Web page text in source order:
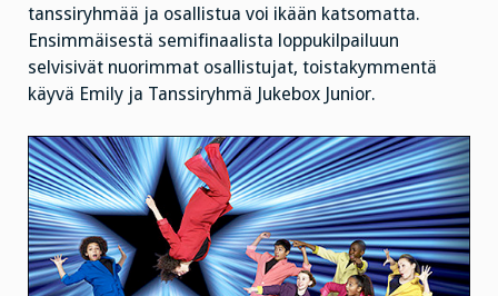
tanssiryhmää ja osallistua voi ikään katsomatta.
Ensimmäisestä semifinaalista loppukilpailuun
selvisivät nuorimmat osallistujat, toistakymmentä
käyvä Emily ja Tanssiryhmä Jukebox Junior.